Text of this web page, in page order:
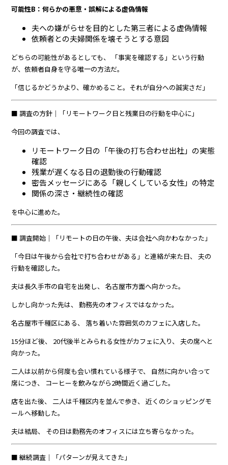
可能性B：何らかの悪意・誤解による虚偽情報
夫への嫌がらせを目的とした第三者による虚偽情報
依頼者との夫婦関係を壊そうとする意図
どちらの可能性があるとしても、 「事実を確認する」という行動
が、依頼者自身を守る唯一の方法だ。
「信じるかどうかより、確かめること。それが自分への誠実さだ」
■ 調査の方針｜「リモートワーク日と残業日の行動を中心に」
今回の調査では、
リモートワーク日の「午後の打ち合わせ出社」の実態
確認
残業が遅くなる日の退勤後の行動確認
密告メッセージにある「親しくしている女性」の特定
関係の深さ・継続性の確認
を中心に進めた。
■ 調査開始｜「リモートの日の午後、夫は会社へ向かわなかった」
「今日は午後から会社で打ち合わせがある」と連絡が来た日、 夫の
行動を確認した。
夫は長久手市の自宅を出発し、 名古屋市方面へ向かった。
しかし向かった先は、 勤務先のオフィスではなかった。
名古屋市千種区にある、 落ち着いた雰囲気のカフェに入店した。
15分ほど後、 20代後半とみられる女性がカフェに入り、 夫の席へと
向かった。
二人は以前から何度も会い慣れている様子で、 自然に向かい合って
席につき、 コーヒーを飲みながら2時間近く過ごした。
店を出た後、 二人は千種区内を並んで歩き、 近くのショッピングモ
ールへ移動した。
夫は結局、 その日は勤務先のオフィスには立ち寄らなかった。
■ 継続調査｜「パターンが見えてきた」